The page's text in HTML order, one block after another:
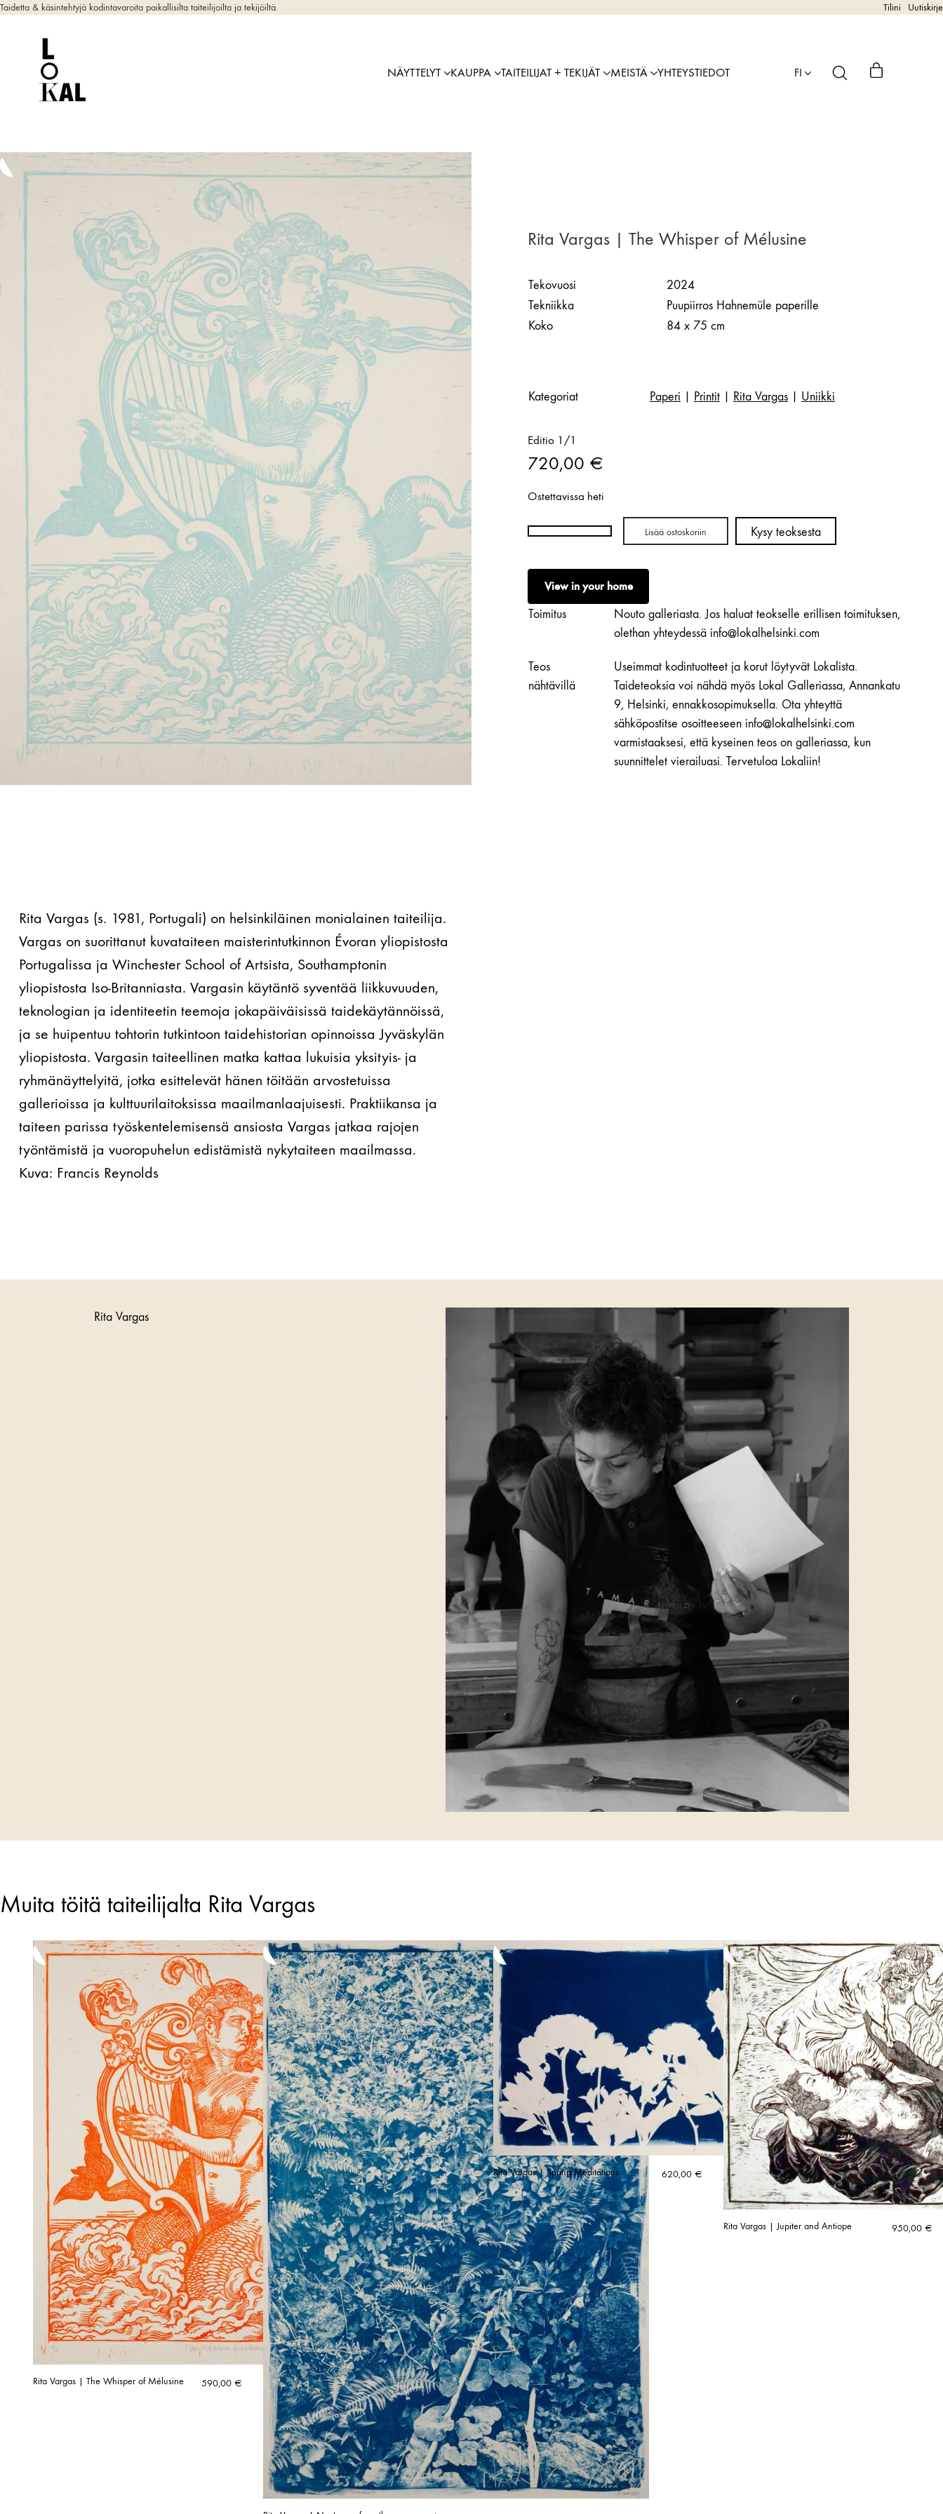
Taidetta & käsintehtyjä kodintavaroita paikallisilta taiteilijoilta ja tekijöiltä. Tilini Uutiskirje
NÄYTTELYT KAUPPA TAITEILIJAT + TEKIJÄT MEISTÄ YHTEYSTIEDOT FI
Rita Vargas | The Whisper of Mélusine
Tekovuosi
2024
Tekniikka
Puupiirros Hahnemüle paperille
Koko
84 x 75 cm
Kategoriat Paperi Printit Rita Vargas Uniikki
Editio 1/1
720,00 €
Ostettavissa heti
Rita
|
The
Whisper
määrä
Lisää ostoskoriin Kysy teoksesta
View in your home
Toimitus
Nouto galleriasta. Jos haluat teokselle erillisen toimituksen,
olethan yhteydessä info@lokalhelsinki.com
Teos
nähtävillä
Useimmat kodintuotteet ja korut löytyvät Lokalista.
Taideteoksia voi nähdä myös Lokal Galleriassa, Annankatu
9, Helsinki, ennakkosopimuksella. Ota yhteyttä
sähköpostitse osoitteeseen info@lokalhelsinki.com
varmistaaksesi, että kyseinen teos on galleriassa, kun
suunnittelet vierailuasi. Tervetuloa Lokaliin!
Rita Vargas (s. 1981, Portugali) on helsinkiläinen monialainen taiteilija.
Vargas on suorittanut kuvataiteen maisterintutkinnon Évoran yliopistosta
Portugalissa ja Winchester School of Artsista, Southamptonin
yliopistosta Iso-Britanniasta. Vargasin käytäntö syventää liikkuvuuden,
teknologian ja identiteetin teemoja jokapäiväisissä taidekäytännöissä,
ja se huipentuu tohtorin tutkintoon taidehistorian opinnoissa Jyväskylän
yliopistosta. Vargasin taiteellinen matka kattaa lukuisia yksityis- ja
ryhmänäyttelyitä, jotka esittelevät hänen töitään arvostetuissa
gallerioissa ja kulttuurilaitoksissa maailmanlaajuisesti. Praktiikansa ja
taiteen parissa työskentelemisensä ansiosta Vargas jatkaa rajojen
työntämistä ja vuoropuhelun edistämistä nykytaiteen maailmassa.
Kuva: Francis Reynolds
Rita Vargas
Muita töitä taiteilijalta Rita Vargas
Rita Vargas | The Whisper of Mélusine 590,00 €
Rita Vargas | Spring Meditations 620,00 €
Rita Vargas | Jupiter and Antiope 950,00 €